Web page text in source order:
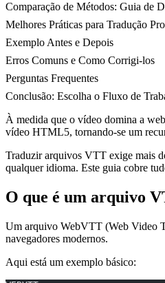
Comparação de Métodos: Guia de
Melhores Práticas para Tradução
Exemplo Antes e Depois
Erros Comuns e Como Corrigi-los
Perguntas Frequentes
Conclusão: Escolha o Fluxo de
À medida que o vídeo domina a
vídeo HTML5, tornando-se um
Traduzir arquivos VTT exige mais
qualquer idioma. Este guia cobre
O que é um arquivo
Um arquivo WebVTT (Web Video
navegadores modernos.
Aqui está um exemplo básico: